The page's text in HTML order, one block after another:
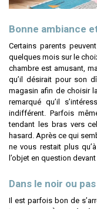
Bonne ambiance
Certains parents
quelques mois sur le
chambre est amusant,
qu’il désirait pour son
magasin afin de choisir
remarqué qu’il
indifférent. Parfois
tendant les bras vers
hasard. Après ce qui
ne vous restait plus
l’objet en question
Dans le noir ou
Il est parfois bon de